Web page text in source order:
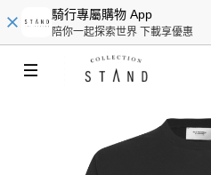
騎行專屬購物 App
陪你一起探索世界 下載享優惠